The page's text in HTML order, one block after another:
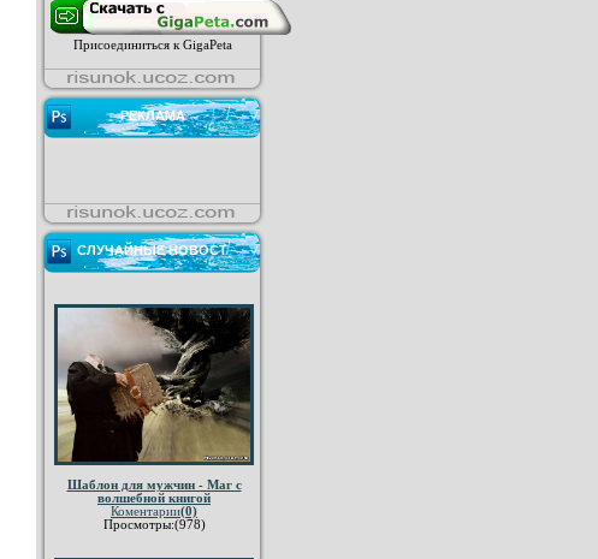
Присоединиться к GigaPeta
РЕКЛАМА
СЛУЧАЙНЫЕ НОВОСТ
Шаблон для мужчин - Маг с
волшебной книгой
Коментарии(0)
Просмотры:(978)